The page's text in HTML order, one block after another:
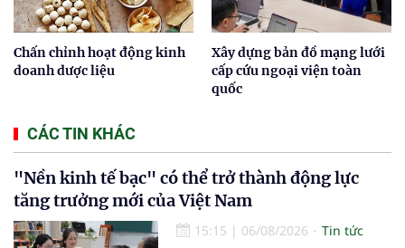
Chấn chỉnh hoạt động kinh
doanh dược liệu
Xây dựng bản đồ mạng lưới
cấp cứu ngoại viện toàn
quốc
CÁC TIN KHÁC
"Nền kinh tế bạc" có thể trở thành động lực
tăng trưởng mới của Việt Nam
15:15 | 06/08/2026
Tin tức